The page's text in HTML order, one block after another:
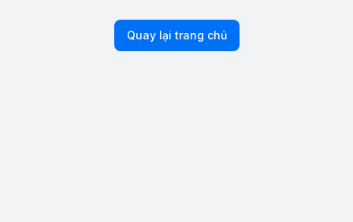
Quay lại trang chủ